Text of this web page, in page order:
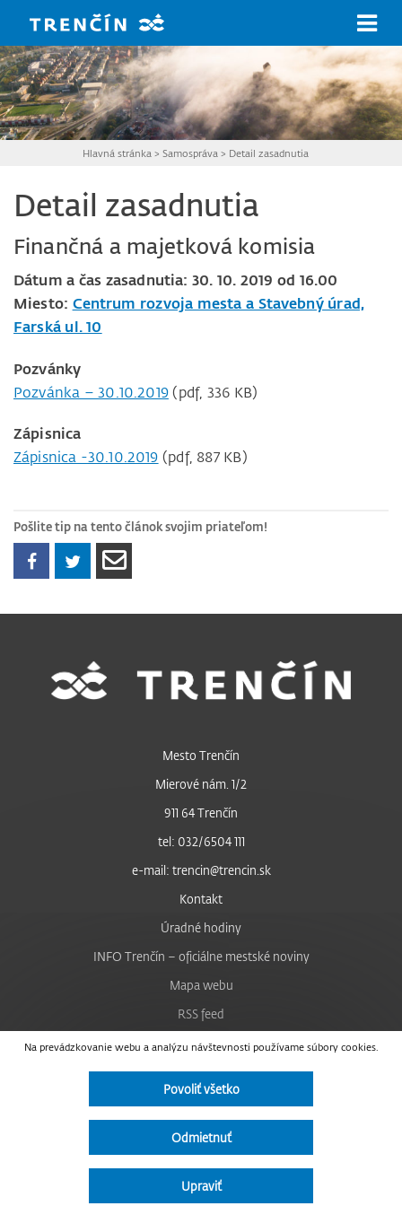
Hlavná stránka >Samospráva > Detail zasadnutia
Detail zasadnutia
Finančná a majetková komisia
Dátum a čas zasadnutia: 30. 10. 2019 od 16.00
Miesto: Centrum rozvoja mesta a Stavebný úrad,
Farská ul. 10
Pozvánky
Pozvánka – 30.10.2019(pdf, 336 KB)
Zápisnica
Zápisnica -30.10.2019 (pdf, 887 KB)
Pošlite tip na tento článok svojim priateľom!
Na prevádzkovanie webu a analýzu návštevnosti používame súbory cookies.
Povoliť všetko
Odmietnuť
Upraviť
Mesto Trenčín
Mierové nám. 1/2
911 64 Trenčín
tel: 032/6504 111
e-mail: trencin@trencin.sk
Kontakt
Úradné hodiny
INFO Trenčín – oficiálne mestské noviny
Mapa webu
RSS feed
Nastavenie cookies
Facebook
Instagram
Vyhlásenie o prístupnosti